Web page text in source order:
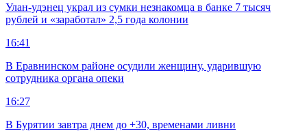
Улан-удэнец украл из сумки незнакомца в банке 7 тысяч
рублей и «заработал» 2,5 года колонии
16:41
В Еравнинском районе осудили женщину, ударившую
сотрудника органа опеки
16:27
В Бурятии завтра днем до +30, временами ливни